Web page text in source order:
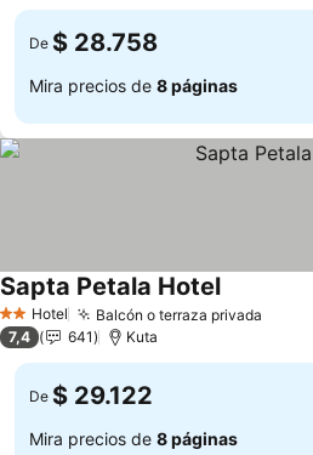
De $ 28.758
Mira precios de 8 páginas
2 Estrellas
Hotel Balcón o terraza privada
Sapta Petala HotelVer precios
7,4 641 Kuta
De $ 29.122
Mira precios de 8 páginas